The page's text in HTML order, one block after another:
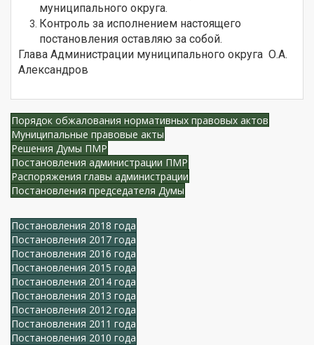
муниципального округа.
Контроль за исполнением настоящего
постановления оставляю за собой.
Глава Администрации муниципального округа О.А.
Александров
Порядок обжалования нормативных правовых актов
Муниципальные правовые акты
Решения Думы ПМР
Постановления администрации ПМР
Распоряжения главы администрации
Постановления председателя Думы
Постановления 2018 года
Постановления 2017 года
Постановления 2016 года
Постановления 2015 года
Постановления 2014 года
Постановления 2013 года
Постановления 2012 года
Постановления 2011 года
Постановления 2010 года